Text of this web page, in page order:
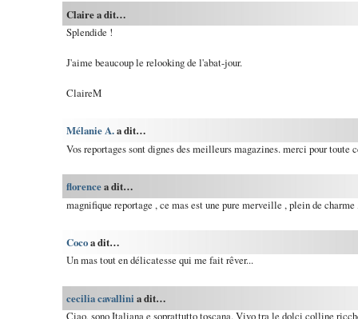
Claire a dit…
Splendide !
J'aime beaucoup le relooking de l'abat-jour.
ClaireM
Mélanie A.a dit…
Vos reportages sont dignes des meilleurs magazines. merci pour toute
florencea dit…
magnifique reportage , ce mas est une pure merveille , plein de
Cocoa dit…
Un mas tout en délicatesse qui me fait rêver...
cecilia cavallini a dit…
Ciao, sono Italiana e soprattutto toscana. Vivo tra le dolci colline